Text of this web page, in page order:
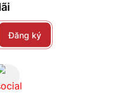
Đăng ký